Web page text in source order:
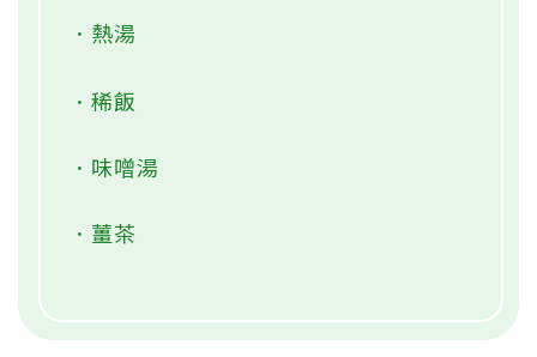
．熱湯
．稀飯
．味噌湯
．薑茶